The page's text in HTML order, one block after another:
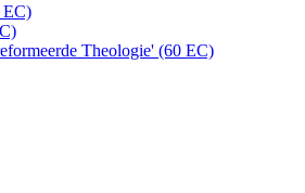
EC)
Theologie' (60 EC)